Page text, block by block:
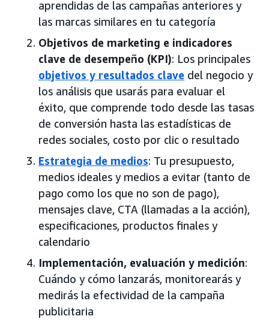
aprendidas de las campañas anteriores y
las marcas similares en tu categoría
Objetivos de marketing e indicadores
clave de desempeño (KPI): Los principales
objetivos y resultados clave del negocio y
los análisis que usarás para evaluar el
éxito, que comprende todo desde las tasas
de conversión hasta las estadísticas de
redes sociales, costo por clic o resultado
Estrategia de medios: Tu presupuesto,
medios ideales y medios a evitar (tanto de
pago como los que no son de pago),
mensajes clave, CTA (llamadas a la acción),
especificaciones, productos finales y
calendario
Implementación, evaluación y medición:
Cuándo y cómo lanzarás, monitorearás y
medirás la efectividad de la campaña
publicitaria